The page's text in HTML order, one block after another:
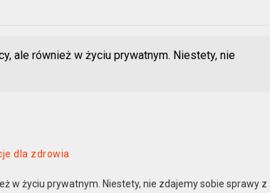
ale również w życiu prywatnym. Niestety, nie
dla zdrowia
w życiu prywatnym. Niestety, nie zdajemy sobie sprawy z